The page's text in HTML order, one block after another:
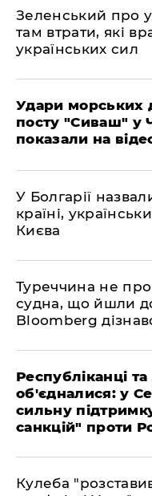
Зеленський про
там втрати, які
українських сил
Удари морських
посту "Сиваш" у
показали на
У Болгарії
країні,
Києва
Туреччина не
судна, що йшли
Bloomberg
Республіканці
об'єдналися: у
сильну
санкцій" проти
Кулеба